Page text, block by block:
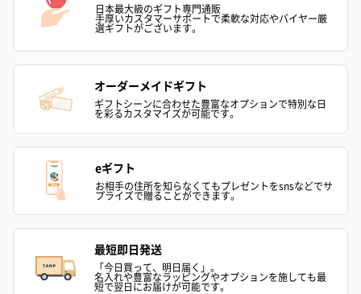
スキンケアグッズ
ハンドクリーム3本セッ
ト【ありがとう】
シャワージェル＆ハン
ドクリーム（ピンクグ
レープフルーツ）
（2,145円）
シャワージェ
ドクリーム（
日本最大級のギフト専門通販
手厚いカスタマーサポートで柔軟な対応やバイヤー厳
選ギフトがございます。
オーダーメイドギフト
ギフトシーンに合わせた豊富なオプションで特別な日
を彩るカスタマイズが可能です。
eギフト
お相手の住所を知らなくてもプレゼントをsnsなどでサ
プライズで贈ることができます。
最短即日発送
「今日買って、明日届く」。
名入れや豊富なラッピングやオプションを施しても最
短で翌日にお届けが可能です。